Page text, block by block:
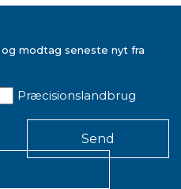
modtag seneste nyt fra
Præcisionslandbrug